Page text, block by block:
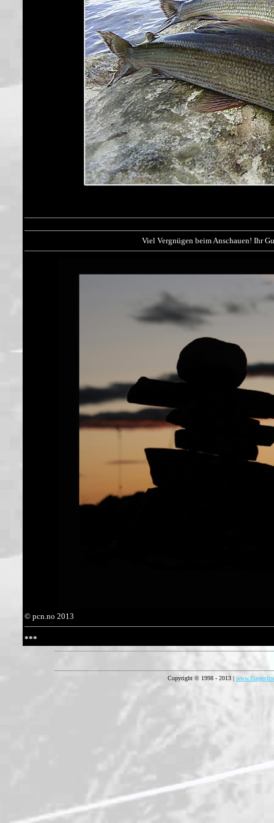
Viel Vergnügen beim Anschauen! Ihr
© pcn.no 2013
***
Copyright © 1998 - 2013 |